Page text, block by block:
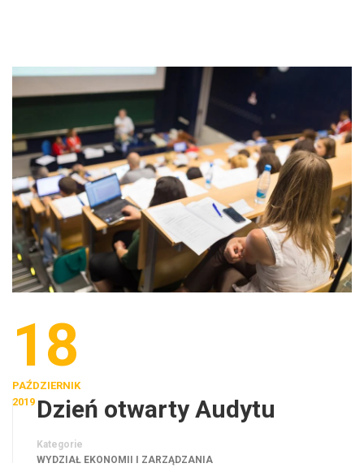
18
PAŹDZIERNIK
2019 Dzień otwarty Audytu
Kategorie
WYDZIAŁ EKONOMII I ZARZĄDZANIA